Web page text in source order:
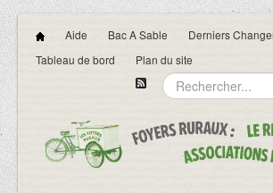
Aide Bac A Sable
Derniers
Tableau de bord
Plan du site